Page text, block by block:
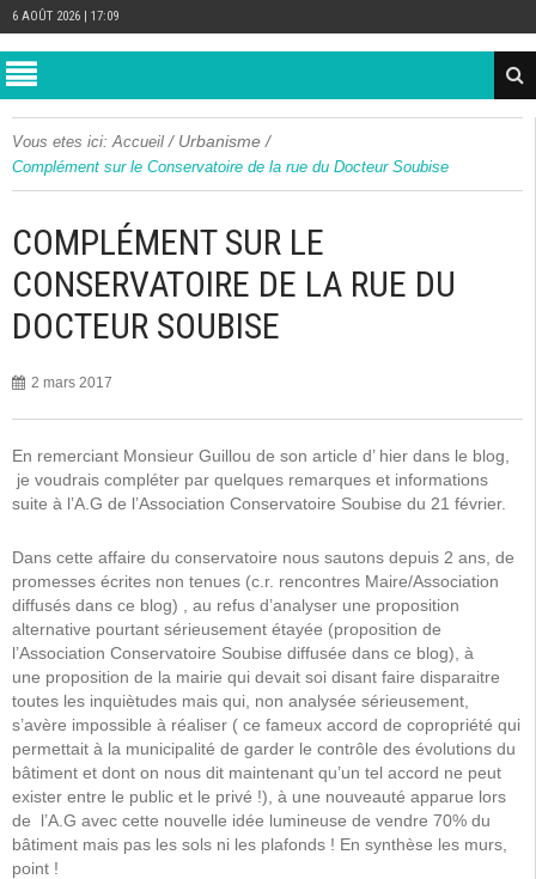
6 AOÛT 2026 | 17:09
Vous etes ici: Accueil / Urbanisme /
Complément sur le Conservatoire de la rue du Docteur Soubise
COMPLÉMENT SUR LE
CONSERVATOIRE DE LA RUE DU
DOCTEUR SOUBISE
2 mars 2017
En remerciant Monsieur Guillou de son article d’ hier dans le blog,
je voudrais compléter par quelques remarques et informations
suite à l’A.G de l’Association Conservatoire Soubise du 21 février.
Dans cette affaire du conservatoire nous sautons depuis 2 ans, de
promesses écrites non tenues (c.r. rencontres Maire/Association
diffusés dans ce blog) , au refus d’analyser une proposition
alternative pourtant sérieusement étayée (proposition de
l’Association Conservatoire Soubise diffusée dans ce blog), à
une proposition de la mairie qui devait soi disant faire disparaitre
toutes les inquiètudes mais qui, non analysée sérieusement,
s’avère impossible à réaliser ( ce fameux accord de copropriété qui
permettait à la municipalité de garder le contrôle des évolutions du
bâtiment et dont on nous dit maintenant qu’un tel accord ne peut
exister entre le public et le privé !), à une nouveauté apparue lors
de l’A.G avec cette nouvelle idée lumineuse de vendre 70% du
bâtiment mais pas les sols ni les plafonds ! En synthèse les murs,
point !